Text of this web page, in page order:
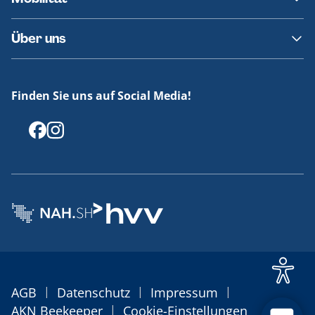
Fundsachen
Häufige Fragen
Barrierefreies Reisen
Erklärung Barrierefreiheit
Über uns
Offenlegungen
Finden Sie uns auf Social Media!
AGB | Datenschutz | Impressum |
AKN Beekeeper | Cookie-Einstellungen